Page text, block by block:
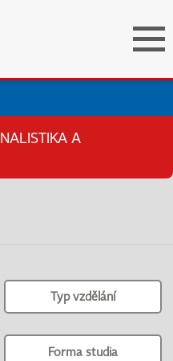
A
Typ vzdělání
Forma studia